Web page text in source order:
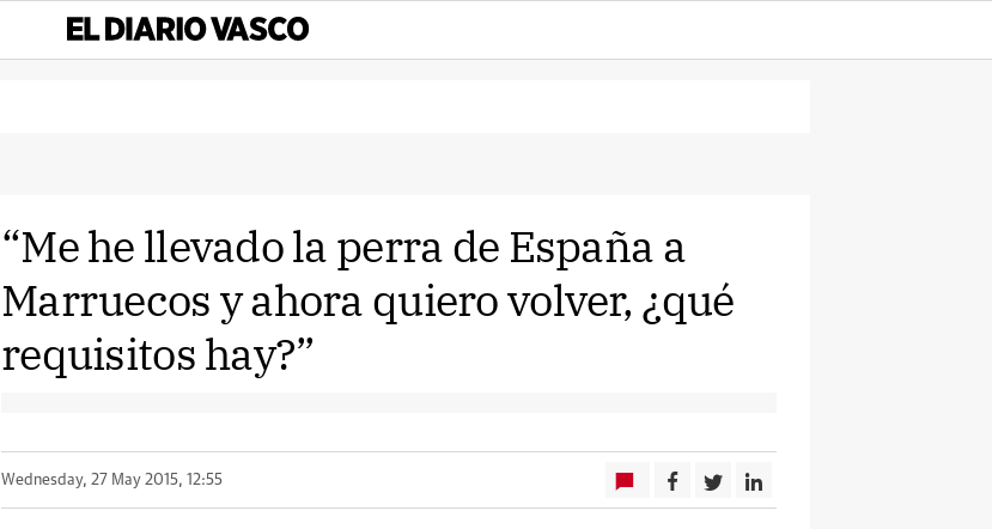
“Me he llevado la perra de España a
Marruecos y ahora quiero volver, ¿qué
requisitos hay?”
Wednesday, 27 May 2015, 12:55